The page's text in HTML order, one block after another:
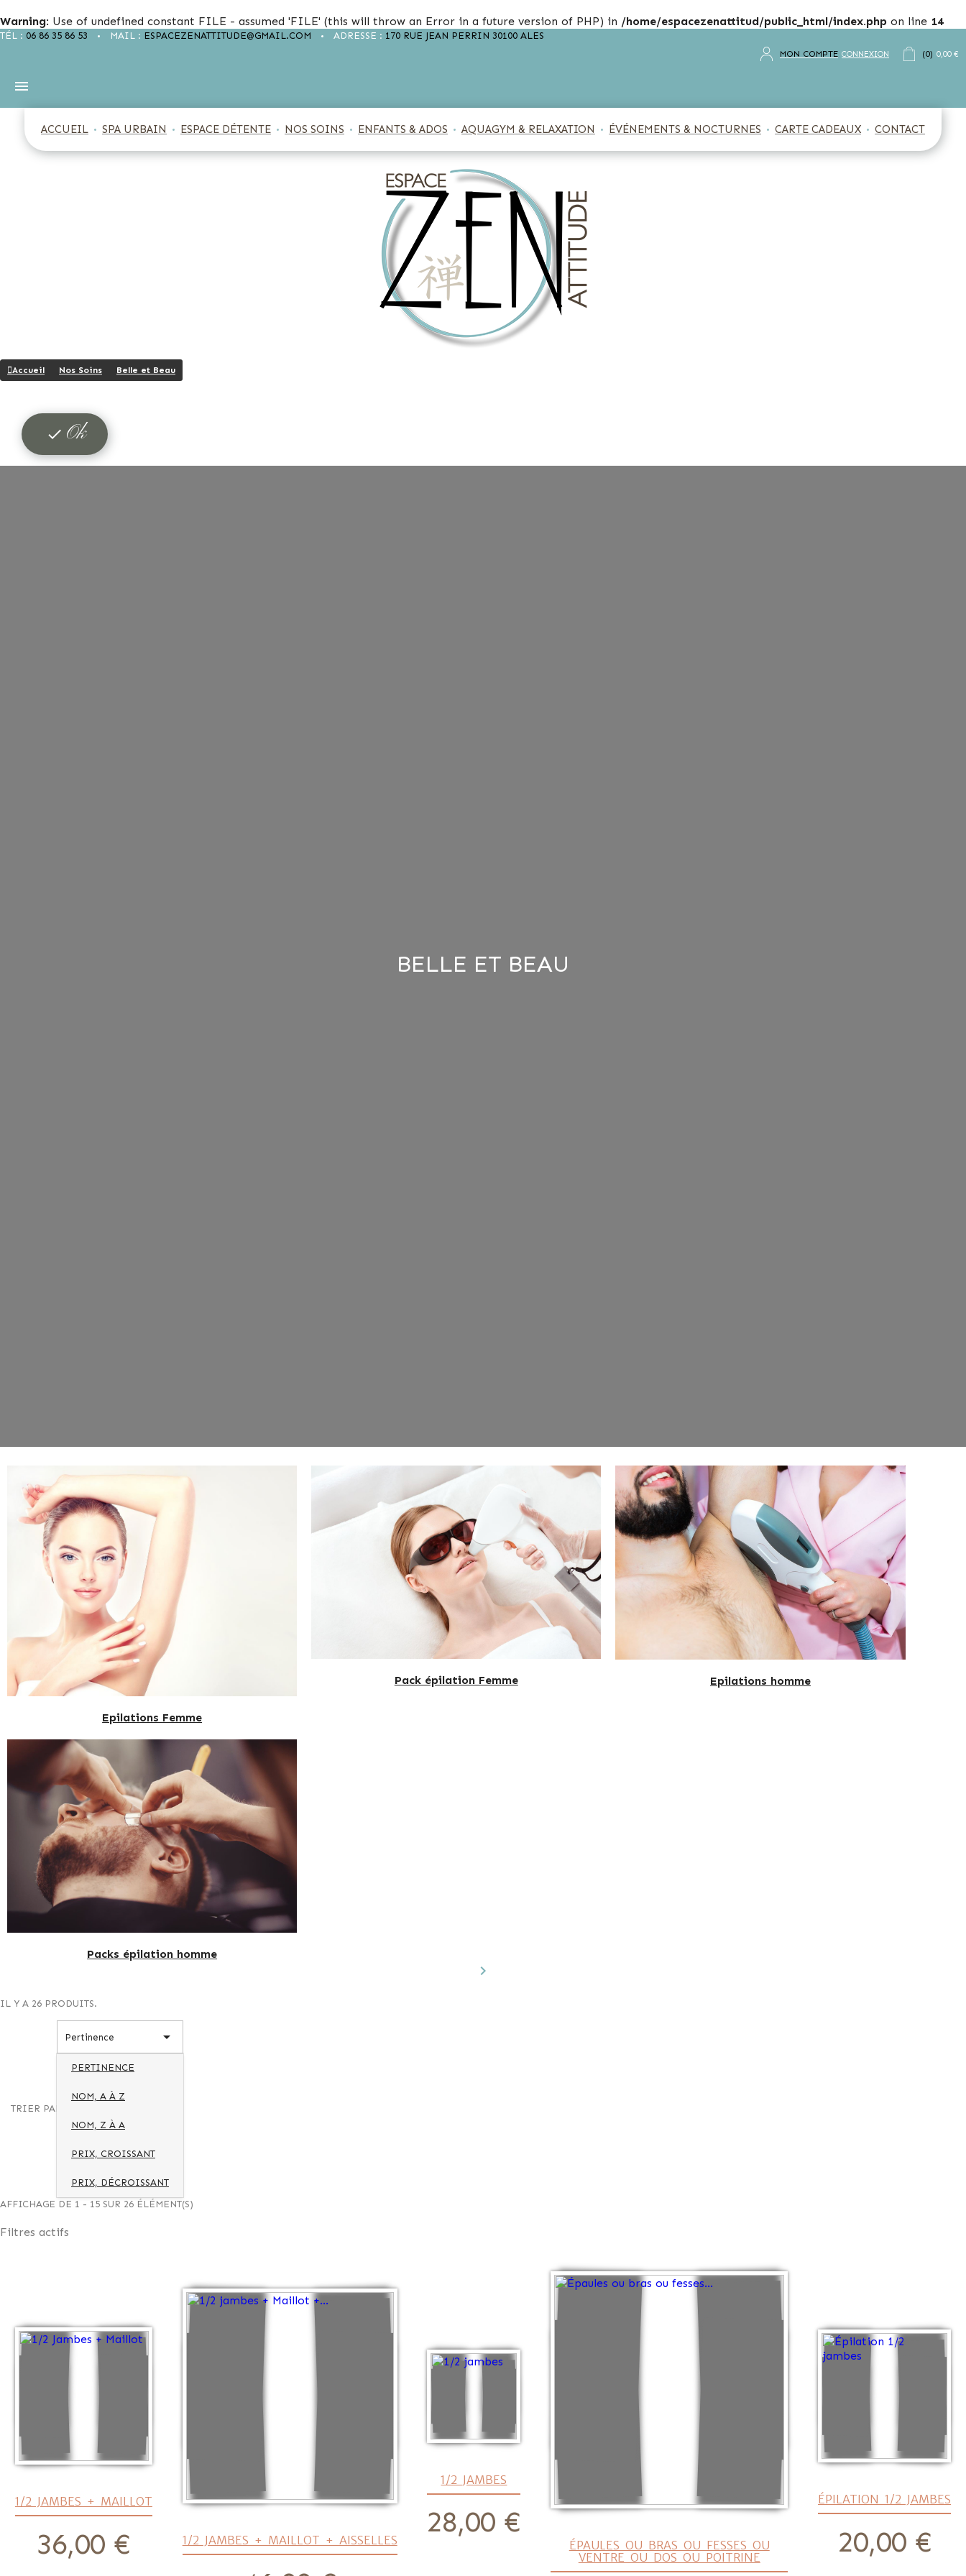
Warning: Use of undefined constant FILE - assumed 'FILE' (this will throw an Error in a future version of PHP) in /home/espacezenattitud/public_html/index.php on line 14
TÉL : 06 86 35 86 53 MAIL : ESPACEZENATTITUDE@GMAIL.COM ADRESSE : 170 RUE JEAN PERRIN 30100 ALES
MON COMPTE CONNEXION (0) 0,00 €
ACCUEIL SPA URBAIN ESPACE DÉTENTE NOS SOINS ENFANTS & ADOS AQUAGYM & RELAXATION ÉVÉNEMENTS & NOCTURNES CARTE CADEAUX CONTACT
Accueil Nos Soins Belle et Beau
 Ok
BELLE ET BEAU
Epilations Femme
Pack épilation Femme Epilations homme
Packs épilation homme
IL Y A 26 PRODUITS.
TRIER PAR :
Pertinence 
PERTINENCE
NOM, A À Z
NOM, Z À A
PRIX, CROISSANT
PRIX, DÉCROISSANT
AFFICHAGE DE 1 - 15 SUR 26 ÉLÉMENT(S)
Filtres actifs
1/2 JAMBES + MAILLOT
prix
36,00 € 1/2 JAMBES + MAILLOT + AISSELLES
1/2 JAMBES
prix
28,00 €
ÉPAULES OU BRAS OU FESSES OU
VENTRE OU DOS OU POITRINE
ÉPILATION 1/2 JAMBES
prix
20,00 €
